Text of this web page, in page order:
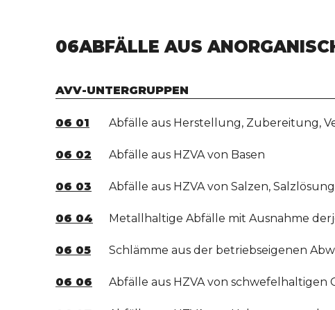
06ABFÄLLE AUS
AVV-UNTERGRUPPEN
06 01 Abfälle aus Herstellung, Zubereitung,
06 02 Abfälle aus HZVA von Basen
06 03 Abfälle aus HZVA von Salzen,
06 04 Metallhaltige Abfälle mit Ausnahme
06 05 Schlämme aus der betriebseigenen
06 06 Abfälle aus HZVA von